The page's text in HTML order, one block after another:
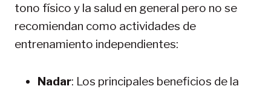
tono físico y la salud en general pero no se
recomiendan como actividades de
entrenamiento independientes:
Nadar: Los principales beneficios de la